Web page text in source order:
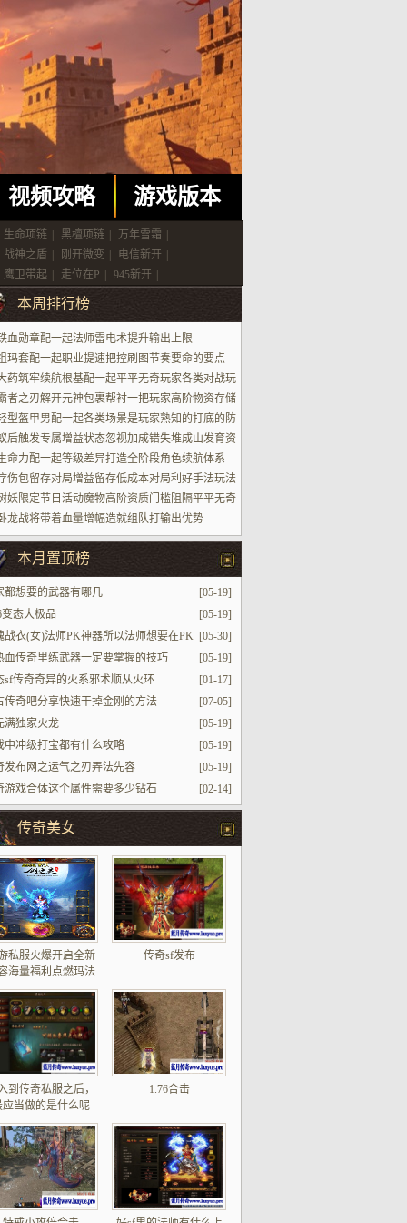
视频攻略 游戏版本
生命项链 黑檀项链 万年雪霜
战神之盾 刚开微变 电信新开
鹰卫带起 走位在P 945新开
本周排行榜
血勋章配一起法师雷电术提升输出上限
玛套配一起职业提速把控刷图节奏要命的要点
药筑牢续航根基配一起平平无奇玩家各类对战玩
景者之刃解开元神包裹帮衬一把玩家高阶物资存储
型盔甲男配一起各类场景是玩家熟知的打底的防
后触发专属增益状态忽视加成错失堆成山发育资
命力配一起等级差异打造全阶段角色续航体系
伤包留存对局增益留存低成本对局利好手法玩法
妖限定节日活动魔物高阶资质门槛阻隔平平无奇
加进场
龙战将带着血量增幅造就组队打输出优势
本月置顶榜
[05-19]
都想要的武器有哪几
[05-19]
变态大极品
[05-30]
战衣(女)法师PK神器所以法师想要在PK
了战士的时候必须带
[05-19]
血传奇里练武器一定要掌握的技巧
[01-17]
sf传奇奇异的火系邪术顺从火环
[07-05]
传奇吧分享快速干掉金刚的方法
[05-19]
满独家火龙
[05-19]
中冲级打宝都有什么攻略
[05-19]
发布网之运气之刃弄法先容
[02-14]
游戏合体这个属性需要多少钻石
传奇美女
私服火爆开启全新
海量福利点燃玛法
激情
传奇sf发布
到传奇私服之后，
应当做的是什么呢
1.76合击